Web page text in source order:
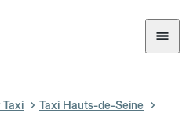
Taxi
Taxi Hauts-de-Seine